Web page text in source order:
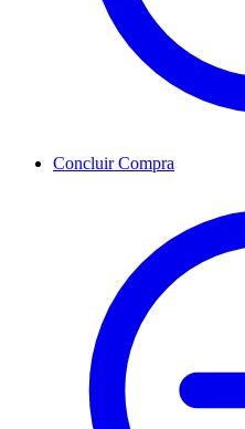
Concluir Compra